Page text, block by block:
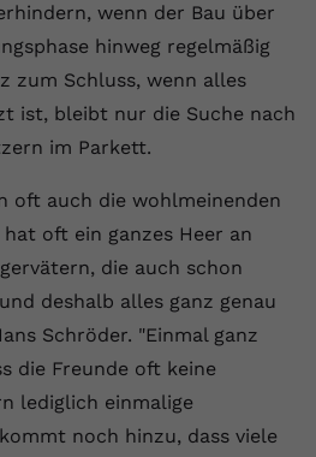
wenn der Bau über
hinweg regelmäßig
zum Schluss, wenn alles
ist, bleibt nur die Suche nach
im Parkett.
oft auch die wohlmeinenden
oft ein ganzes Heer an
die auch schon
deshalb alles ganz genau
Schröder. "Einmal ganz
die Freunde oft keine
lediglich einmalige
noch hinzu, dass viele
eine eindeutige ID, um
zu speichern, welche
von YouTube der Nutzer
setzt diesen Cookie, um die
der eingebettete YouTube-
verwendet.